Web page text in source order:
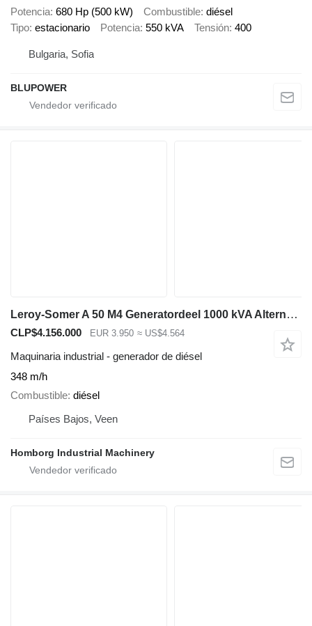
Potencia 680 Hp (500 kW) Combustible diésel
Tipo estacionario Potencia 550 kVA Tensión 400
Bulgaria, Sofia
BLUPOWER
Leroy-Somer A 50 M4 Generatordeel 1000 kVA Alternator ex Emergency
CLP$4.156.000 EUR 3.950 ≈ US$4.564
Maquinaria industrial - generador de diésel
348 m/h
Combustible diésel
Países Bajos, Veen
Homborg Industrial Machinery